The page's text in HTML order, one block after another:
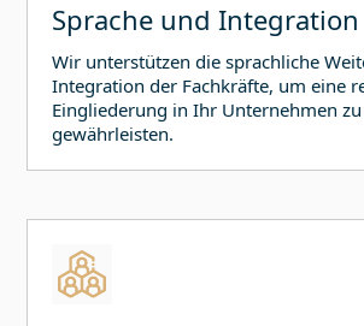
Sprache und Integration
Wir unterstützen die sprachliche
Integration der Fachkräfte, um eine
Eingliederung in Ihr Unternehmen zu
gewährleisten.